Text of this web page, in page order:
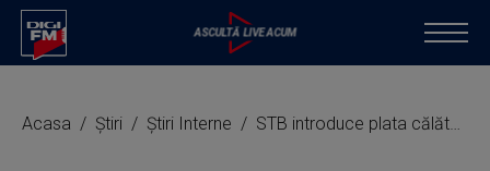
Acasa Știri Știri Interne STB introduce plata călătoriilor cu cardul în toate mijloacele de transport